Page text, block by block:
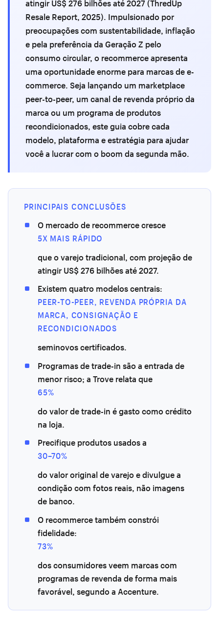
atingir US$ 276 bilhões até 2027 (ThredUp
Resale Report, 2025). Impulsionado por
preocupações com sustentabilidade, inflação
e pela preferência da Geração Z pelo
consumo circular, o recommerce apresenta
uma oportunidade enorme para marcas de e-
commerce. Seja lançando um marketplace
peer-to-peer, um canal de revenda próprio da
marca ou um programa de produtos
recondicionados, este guia cobre cada
modelo, plataforma e estratégia para ajudar
você a lucrar com o boom da segunda mão.
PRINCIPAIS CONCLUSÕES
O mercado de recommerce cresce
5X MAIS RÁPIDO
que o varejo tradicional, com projeção de
atingir US$ 276 bilhões até 2027.
Existem quatro modelos centrais:
PEER-TO-PEER, REVENDA PRÓPRIA DA
MARCA, CONSIGNAÇÃO E
RECONDICIONADOS
seminovos certificados.
Programas de trade-in são a entrada de
menor risco; a Trove relata que
65%
do valor de trade-in é gasto como crédito
na loja.
Precifique produtos usados a
30–70%
do valor original de varejo e divulgue a
condição com fotos reais, não imagens
de banco.
O recommerce também constrói
fidelidade:
73%
dos consumidores veem marcas com
programas de revenda de forma mais
favorável, segundo a Accenture.